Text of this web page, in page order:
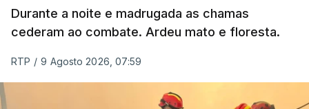
Durante a noite e madrugada as chamas
cederam ao combate. Ardeu mato e floresta.
RTP / 9 Agosto 2026, 07:59